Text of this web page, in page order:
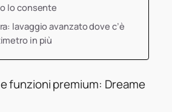
lo consente
lavaggio avanzato dove c’è
in più
funzioni premium: Dreame